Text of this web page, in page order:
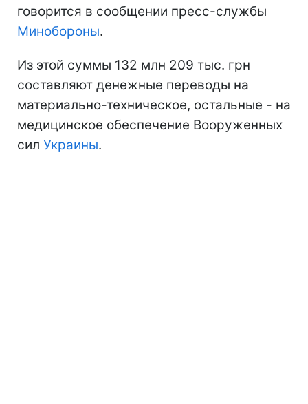
говорится в сообщении пресс-службы
Минобороны.
Из этой суммы 132 млн 209 тыс. грн
составляют денежные переводы на
материально-техническое, остальные - на
медицинское обеспечение Вооруженных
сил Украины.